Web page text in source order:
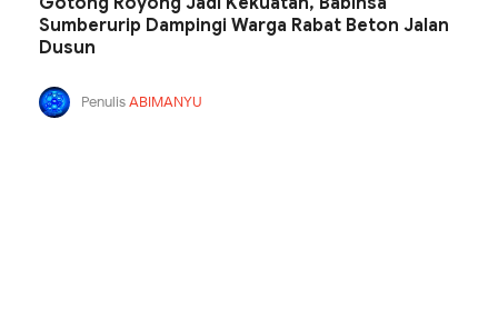
Sumberurip Dampingi Warga Rabat Beton Jalan
Dusun
PenulisABIMANYU